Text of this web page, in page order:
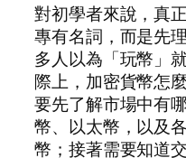
對初學者來說，真
專有名詞，而是先
多人以為「玩幣」
際上，加密貨幣怎
要先了解市場中有
幣、以太幣，以及
幣；接著需要知道